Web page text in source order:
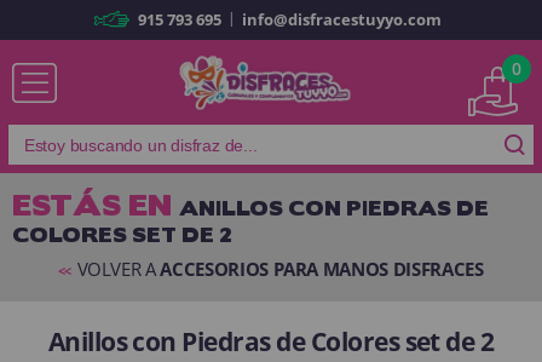
Ya soy cliente
Recordarme ¿Olvidó su contraseña?
915 793 695 | info@disfracestuyyo.com
0
ESTÁS EN ANILLOS CON PIEDRAS DE
COLORES SET DE 2
<< VOLVER AACCESORIOS PARA MANOS DISFRACES
Anillos con Piedras de Colores set de 2